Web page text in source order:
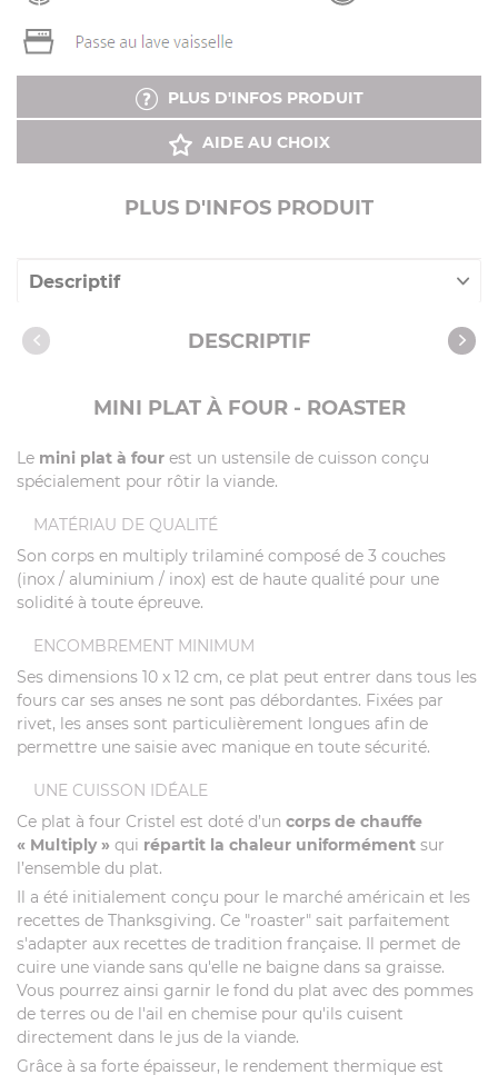
PLUS D'INFOS PRODUIT
AIDE AU CHOIX
PLUS D'INFOS PRODUIT
Descriptif
Caractéristiques DESCRIPTIF
MINI PLAT À FOUR - ROASTER
Le mini plat à four est un ustensile de cuisson conçu
spécialement pour rôtir la viande.
MATÉRIAU DE QUALITÉ
Son corps en multiply trilaminé composé de 3 couches
(inox / aluminium / inox) est de haute qualité pour une
solidité à toute épreuve.
ENCOMBREMENT MINIMUM
Ses dimensions 10 x 12 cm, ce plat peut entrer dans tous les
fours car ses anses ne sont pas débordantes. Fixées par
rivet, les anses sont particulièrement longues afin de
permettre une saisie avec manique en toute sécurité.
UNE CUISSON IDÉALE
Ce plat à four Cristel est doté d’un corps de chauffe
« Multiply » qui répartit la chaleur uniformément sur
l’ensemble du plat.
Il a été initialement conçu pour le marché américain et les
recettes de Thanksgiving. Ce "roaster" sait parfaitement
s'adapter aux recettes de tradition française. Il permet de
cuire une viande sans qu'elle ne baigne dans sa graisse.
Vous pourrez ainsi garnir le fond du plat avec des pommes
de terres ou de l'ail en chemise pour qu'ils cuisent
directement dans le jus de la viande.
Grâce à sa forte épaisseur, le rendement thermique est